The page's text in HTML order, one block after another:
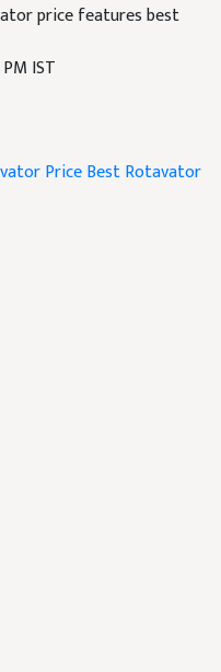
price features best
IST
PriceBest Rotavator